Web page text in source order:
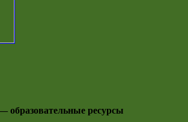
образовательные ресурсы